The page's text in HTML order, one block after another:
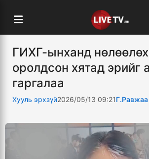
ГИХГ-ынханд
оролдсон хятад эрийг
гаргалаа
Хууль эрхзүй2026/05/13 09:21Г.Равжаа